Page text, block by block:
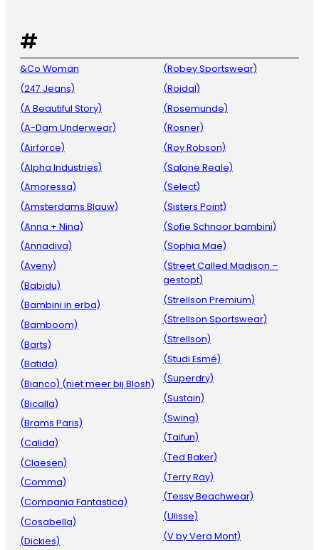
#
&Co Woman
(247 Jeans)
(A Beautiful Story)
(A-Dam Underwear)
(Airforce)
(Alpha Industries)
(Amoressa)
(Amsterdams Blauw)
(Anna + Nina)
(Annadiva)
(Aveny)
(Babidu)
(Bambini in erba)
(Bamboom)
(Barts)
(Batida)
(Bianco) (niet meer bij Blosh)
(Bicalla)
(Brams Paris)
(Calida)
(Claesen)
(Comma)
(Compania Fantastica)
(Cosabella)
(Dickies)
(Robey Sportswear)
(Roidal)
(Rosemunde)
(Rosner)
(Roy Robson)
(Salone Reale)
(Select)
(Sisters Point)
(Sofie Schnoor bambini)
(Sophia Mae)
(Street Called Madison –
gestopt)
(Strellson Premium)
(Strellson Sportswear)
(Strellson)
(Studi Esmé)
(Superdry)
(Sustain)
(Swing)
(Taifun)
(Ted Baker)
(Terry Ray)
(Tessy Beachwear)
(Ulisse)
(V by Vera Mont)